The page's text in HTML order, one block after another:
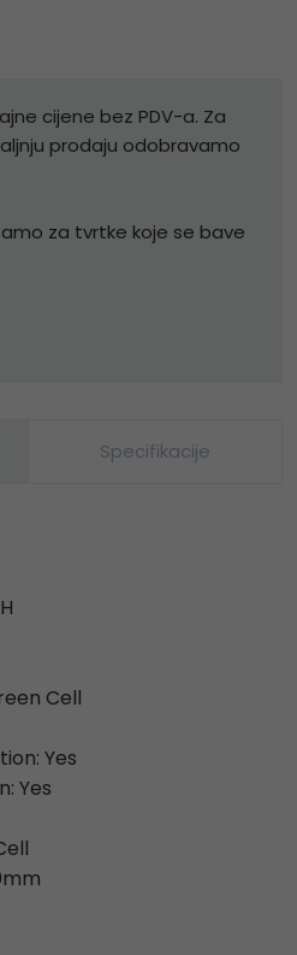
cijene bez PDV-a. Za
prodaju odobravamo
za tvrtke koje se bave
Specifikacije
Cell
Yes
Yes